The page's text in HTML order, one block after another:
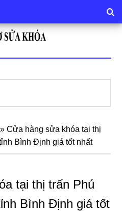
»Cửa hàng sửa khóa tại thị
Bình Định giá tốt nhất
tại thị trấn Phú
Bình Định giá tốt